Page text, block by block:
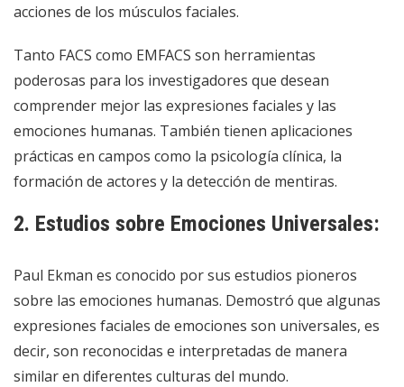
acciones de los músculos faciales.
Tanto FACS como EMFACS son herramientas
poderosas para los investigadores que desean
comprender mejor las expresiones faciales y las
emociones humanas. También tienen aplicaciones
prácticas en campos como la psicología clínica, la
formación de actores y la detección de mentiras.
2. Estudios sobre Emociones Universales:
Paul Ekman es conocido por sus estudios pioneros
sobre las emociones humanas. Demostró que algunas
expresiones faciales de emociones son universales, es
decir, son reconocidas e interpretadas de manera
similar en diferentes culturas del mundo.